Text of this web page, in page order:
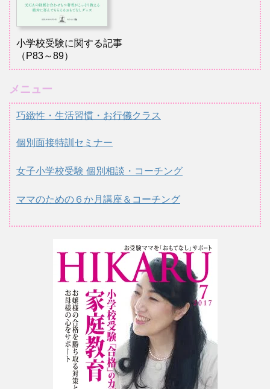
小学校受験に関する記事
（P83～89）
メニュー
巧緻性・生活習慣・お行儀クラス
個別面接特訓セミナー
女子小学校受験 個別相談・コーチング
ママのための６か月講座＆コーチング